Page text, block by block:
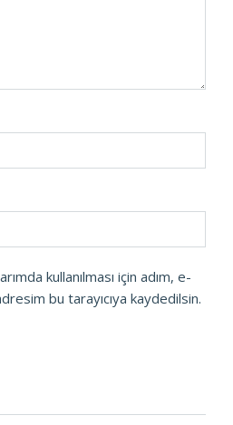
kullanılması için adım, e-
bu tarayıcıya kaydedilsin.